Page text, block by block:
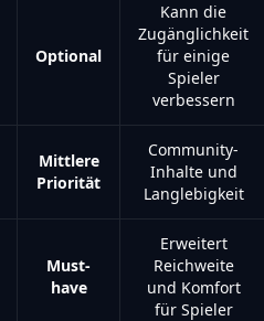
Optional
Kann die
Zugänglichkeit
für einige
Spieler
verbessern
Mittlere
Priorität
Community-
Inhalte und
Langlebigkeit
Must-
have
Erweitert
Reichweite
und Komfort
für Spieler